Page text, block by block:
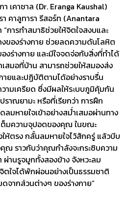
เคาชาล (Dr. Eranga Kaushal)
คาลูทารา รีสอร์ท (Anantara
การทำสมาธิช่วยให้จิตใจสงบและ
ของร่างกาย ช่วยลดความดันโลหิต
งร่างกาย และมีใจจดจ่อกับสิ่งที่ทำได้
สมอที่บ้าน สามารถช่วยให้สมองส่ง
ยและปฏิบัติตามได้อย่างราบรื่น
ามเครียด ซึ่งมีผลให้ระบบภูมิคุ้มกัน
าณยามะ หรือที่เรียกว่า การฝึก
มหายใจเข้าอย่างสม่ำเสมอผ่านทาง
ต็มความจุปอดของคุณ ในขณะ
ห้ตรง กลั้นลมหายใจไว้สักครู่ แล้วบีบ
ณ ราวกับว่าคุณกำลังจะกระซิบความ
ผ่านรูจมูกทั้งสองข้าง จังหวะลม
ตใจได้พักผ่อนอย่างเป็นธรรมชาติ
จากส่วนต่างๆ ของร่างกาย”